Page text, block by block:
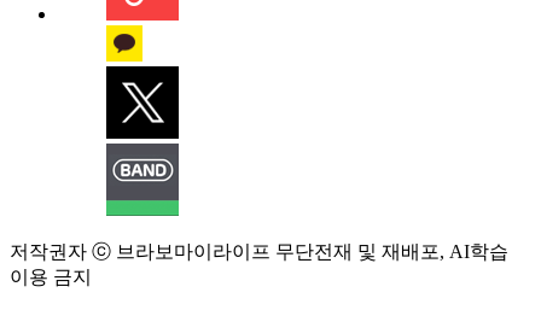
저작권자 ⓒ 브라보마이라이프 무단전재 및 재배포, AI학습
이용 금지